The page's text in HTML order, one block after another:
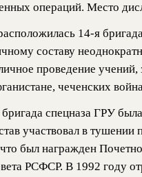
операций. Место
14-я
составу
проведение учений,
чеченских
бригада спецназа ГРУ
участвовал в
был награжден
РСФСР. В 1992 году